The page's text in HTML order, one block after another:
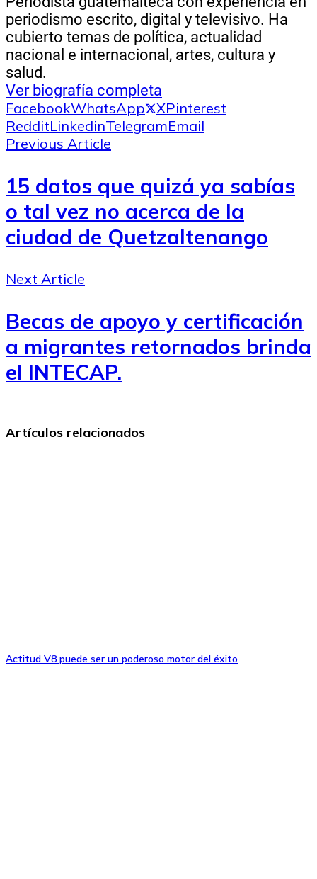
periodismo escrito, digital y televisivo. Ha
cubierto temas de política, actualidad
nacional e internacional, artes, cultura y
salud.
Ver biografía completa
FacebookWhatsApp XPinterest
RedditLinkedinTelegramEmail
Previous Article
15 datos que quizá ya sabías
o tal vez no acerca de la
ciudad de Quetzaltenango
Next Article
Becas de apoyo y certificación
a migrantes retornados brinda
el INTECAP.
Artículos relacionados
Actitud V8 puede ser un poderoso motor del éxito